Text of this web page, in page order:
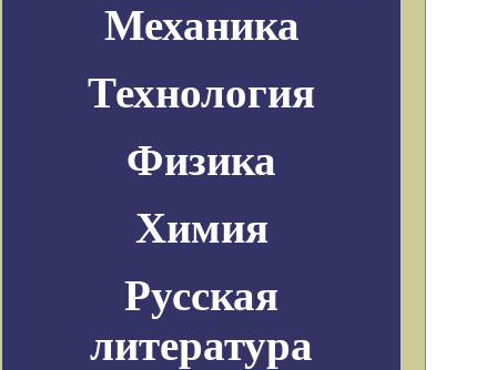
Механика
Технология
Физика
Химия
Русская
литература